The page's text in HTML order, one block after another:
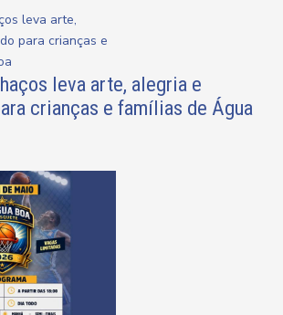
leva arte, alegria e
crianças e famílias de Água